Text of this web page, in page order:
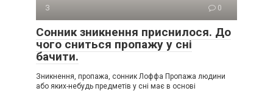
З 0
Сонник зникнення приснилося. До
чого сниться пропажу у сні
бачити.
Зникнення, пропажа, сонник Лоффа Пропажа людини
або яких-небудь предметів у сні має в основі